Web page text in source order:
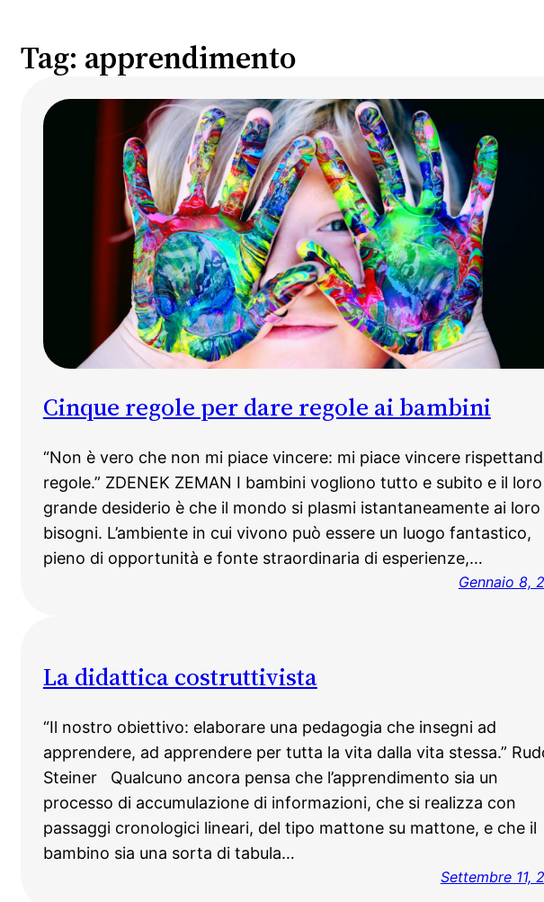
Tag: apprendimento
Cinque regole per dare regole ai bambini
“Non è vero che non mi piace vincere: mi piace vincere
regole.” ZDENEK ZEMAN I bambini vogliono tutto e subito e il
grande desiderio è che il mondo si plasmi istantaneamente ai loro
bisogni. L’ambiente in cui vivono può essere un luogo fantastico,
pieno di opportunità e fonte straordinaria di esperienze,…
Gennaio 8,
La didattica costruttivista
“Il nostro obiettivo: elaborare una pedagogia che insegni ad
apprendere, ad apprendere per tutta la vita dalla vita stessa.”
Steiner Qualcuno ancora pensa che l’apprendimento sia un
processo di accumulazione di informazioni, che si realizza con
passaggi cronologici lineari, del tipo mattone su mattone, e che il
bambino sia una sorta di tabula…
Settembre 11,